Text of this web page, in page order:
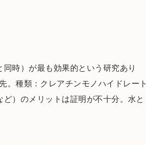
時）が最も効果的という研究あり
。種類：クレアチンモノハイドレート
）のメリットは証明が不十分。水と